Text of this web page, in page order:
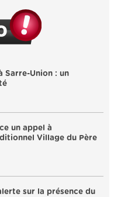
Union : un
un appel à
Village du Père
sur la présence du